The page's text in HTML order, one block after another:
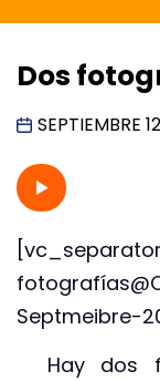
Dos
SEPTIEMBRE
Septmeibre-
Hay dos